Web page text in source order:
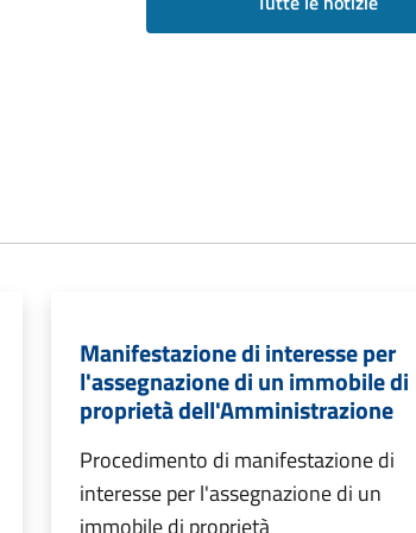
Manifestazione di interesse per
l'assegnazione di un immobile di
proprietà dell'Amministrazione
Procedimento di manifestazione di
interesse per l'assegnazione di un